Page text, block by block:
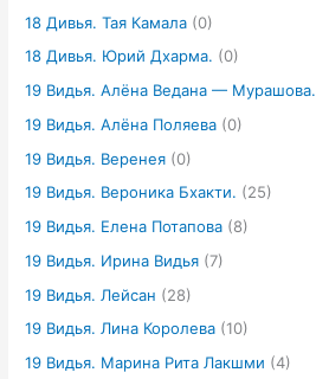
18 Дивья. Тая Камала (0)
18 Дивья. Юрий Дхарма. (0)
19 Видья. Алёна Ведана — Мурашова.
19 Видья. Алёна Поляева (0)
19 Видья. Веренея (0)
19 Видья. Вероника Бхакти. (25)
19 Видья. Елена Потапова (8)
19 Видья. Ирина Видья (7)
19 Видья. Лейсан (28)
19 Видья. Лина Королева (10)
19 Видья. Марина Рита Лакшми (4)